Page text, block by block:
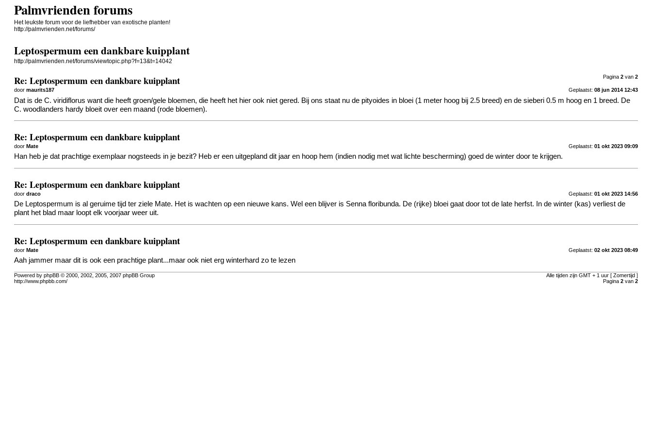
Palmvrienden forums
Het leukste forum voor de liefhebber van exotische planten!
http://palmvrienden.net/forums/
Leptospermum een dankbare kuipplant
http://palmvrienden.net/forums/viewtopic.php?f=13&t=14042
Pagina 2van 2
Re: Leptospermum een dankbare kuipplant
Geplaatst: 08 jun 2014 12:43
doormaurits187
Dat is de C. viridiflorus want die heeft groen/gele bloemen, die heeft het hier ook niet gered. Bij ons staat nu de pityoides in bloei (1 meter hoog bij 2.5 breed) en de sieberi 0.5 m hoog en 1 breed. De
C. woodlanders hardy bloeit over een maand (rode bloemen).
Re: Leptospermum een dankbare kuipplant
Geplaatst: 01 okt 2023 09:09
doorMate
Han heb je dat prachtige exemplaar nogsteeds in je bezit? Heb er een uitgepland dit jaar en hoop hem (indien nodig met wat lichte bescherming) goed de winter door te krijgen.
Re: Leptospermum een dankbare kuipplant
Geplaatst: 01 okt 2023 14:56
doordraco
De Leptospermum is al geruime tijd ter ziele Mate. Het is wachten op een nieuwe kans. Wel een blijver is Senna floribunda. De (rijke) bloei gaat door tot de late herfst. In de winter (kas) verliest de
plant het blad maar loopt elk voorjaar weer uit.
Re: Leptospermum een dankbare kuipplant
Geplaatst: 02 okt 2023 08:49
doorMate
Aah jammer maar dit is ook een prachtige plant...maar ook niet erg winterhard zo te lezen
Alle tijden zijn GMT + 1 uur [ Zomertijd ]
Pagina 2van 2
Powered by phpBB © 2000, 2002, 2005, 2007 phpBB Group
http://www.phpbb.com/